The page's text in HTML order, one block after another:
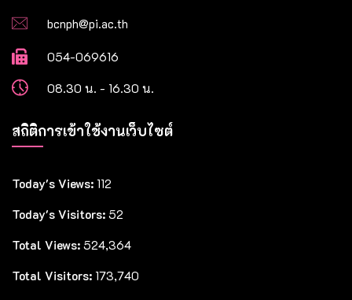
bcnph@pi.ac.th
054-069616
08.30 น. - 16.30 น.
สถิติการเข้าใช้งานเว็บไซต์
Today's Views: 112
Today's Visitors: 52
Total Views: 524,364
Total Visitors: 173,740